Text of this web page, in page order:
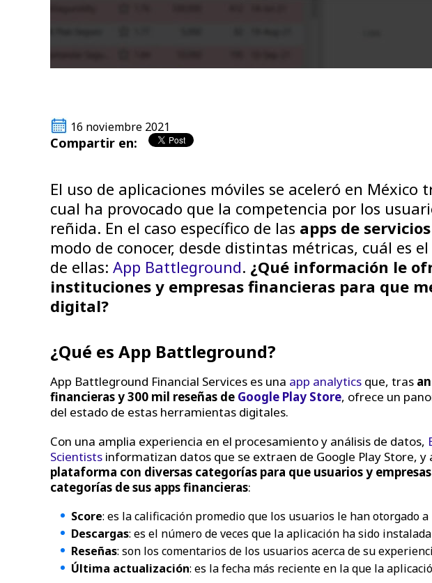
16 noviembre 2021
Compartir en:
El uso de aplicaciones móviles se aceleró en
cual ha provocado que la competencia por los
reñida. En el caso específico de las apps de
modo de conocer, desde distintas métricas, cuál es
de ellas: App Battleground. ¿Qué información le
instituciones y empresas financieras para que
digital?
¿Qué es App Battleground?
App Battleground Financial Services es una app analytics que, tras
financieras y 300 mil reseñas de Google Play Store, ofrece un
del estado de estas herramientas digitales.
Con una amplia experiencia en el procesamiento y análisis de datos,
Scientists informatizan datos que se extraen de Google Play Store,
plataforma con diversas categorías para que usuarios y
categorías de sus apps financieras:
Score: es la calificación promedio que los usuarios le han otorgado
Descargas: es el número de veces que la aplicación ha sido
Reseñas: son los comentarios de los usuarios acerca de su
Última actualización: es la fecha más reciente en la que la